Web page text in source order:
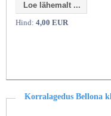
Loe lähemalt ...
Hind: 4,00 EUR
Korralagedus Bellona